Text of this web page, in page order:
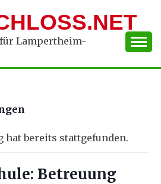
Lampertheim-
hat bereits stattgefunden.
Betreuung